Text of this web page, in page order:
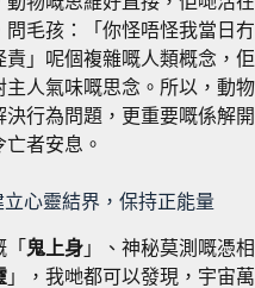
毛孩：「你怪唔怪我當日冇
」呢個複雜嘅人類概念，佢
人氣味嘅思念。所以，動物
行為問題，更重要嘅係解開
者安息。
立心靈結界，保持正能量
鬼上身 」、神秘莫測嘅憑相
」，我哋都可以發現，宇宙萬